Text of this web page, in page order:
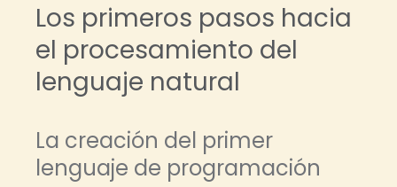
Los primeros pasos hacia
el procesamiento del
lenguaje natural
La creación del primer
lenguaje de programación